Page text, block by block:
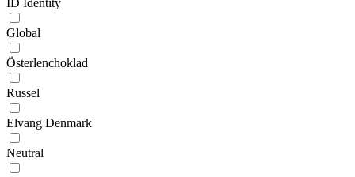
Global
Österlenchoklad
Russel
Elvang Denmark
Neutral